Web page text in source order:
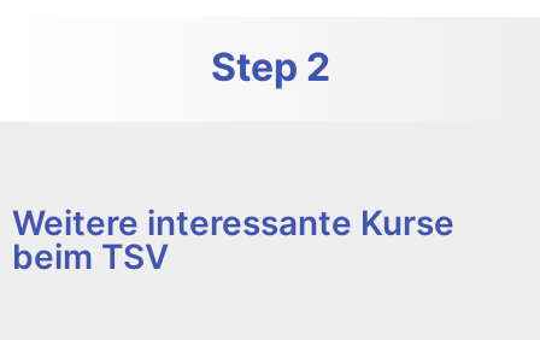
Step 2
Weitere interessante Kurse
beim TSV